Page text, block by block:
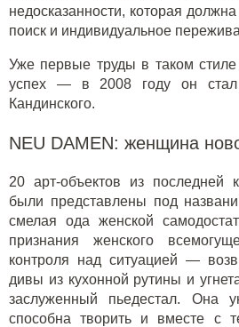
недосказанности, которая
поиск и индивидуальное
Уже первые труды в таком
успех — в 2008 году он стал
Кандинского.
NEU DAMEN: женщина
20 арт-объектов из последней
были представлены под
смелая ода женской
признания женского
контроля над ситуацией —
дивы из кухонной рутины и
заслуженный пьедестал. Она
способна творить и вместе с